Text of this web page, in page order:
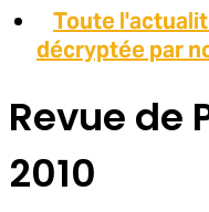
Toute
décryptée par
Revue de
2010